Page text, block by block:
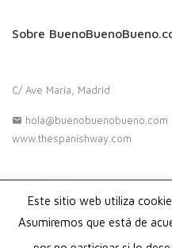
Sobre
C/ Ave María, Madrid
hola@buenobuenobueno.com
www.thespanishway.com
Copyright 2020.
Este sitio web utiliza
Asumiremos que está de